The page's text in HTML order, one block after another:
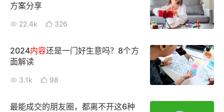
增长俱乐部
合作共进
入驻有赞
认证服务商 设计服务商
方案分享
22.4k 326
2024内容还是一门好生意吗？8个方
面解读
3.1k 98
最能成交的朋友圈，都离不开这6种